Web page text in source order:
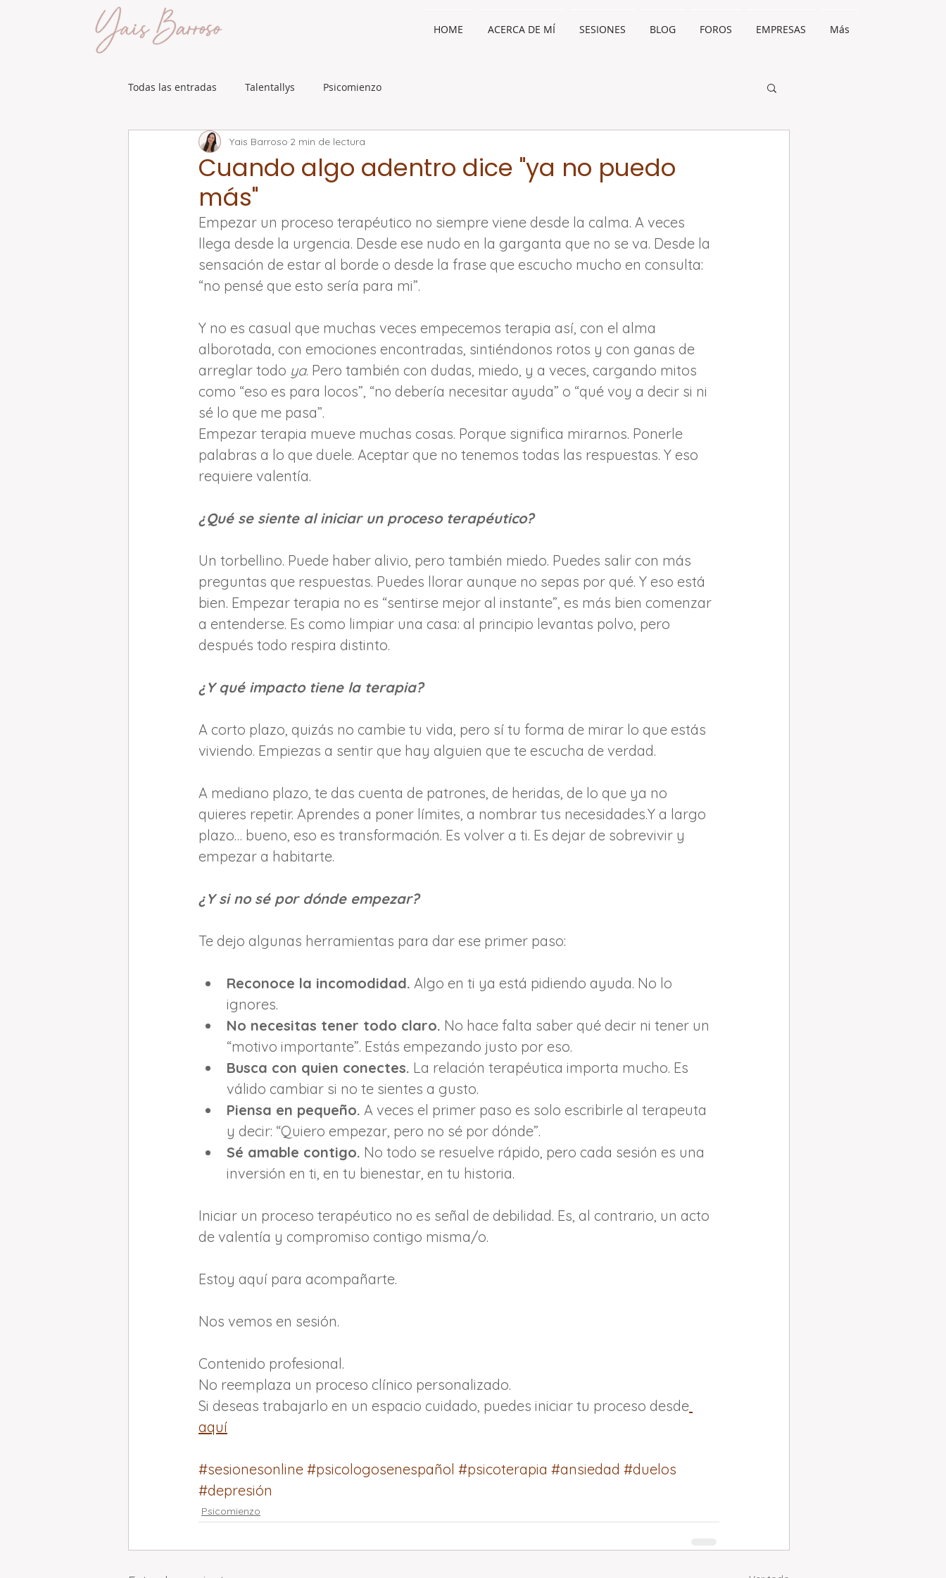
HOME ACERCA DE MÍ SESIONES BLOG FOROS EMPRESAS Más
Todas las entradas Talentallys Psicomienzo
Cuando algo adentro dice "ya no puedo
más"
Yais Barroso 2 min de lectura
Empezar un proceso terapéutico no siempre viene desde la calma. A veces
llega desde la urgencia. Desde ese nudo en la garganta que no se va. Desde la
sensación de estar al borde o desde la frase que escucho mucho en consulta:
“no pensé que esto sería para mi”.
Y no es casual que muchas veces empecemos terapia así, con el alma
alborotada, con emociones encontradas, sintiéndonos rotos y con ganas de
arreglar todo ya. Pero también con dudas, miedo, y a veces, cargando mitos
como “eso es para locos”, “no debería necesitar ayuda” o “qué voy a decir si ni
sé lo que me pasa”.
Empezar terapia mueve muchas cosas. Porque significa mirarnos. Ponerle
palabras a lo que duele. Aceptar que no tenemos todas las respuestas. Y eso
requiere valentía.
¿Qué se siente al iniciar un proceso terapéutico?
Un torbellino. Puede haber alivio, pero también miedo. Puedes salir con más
preguntas que respuestas. Puedes llorar aunque no sepas por qué. Y eso está
bien. Empezar terapia no es “sentirse mejor al instante”, es más bien comenzar
a entenderse. Es como limpiar una casa: al principio levantas polvo, pero
después todo respira distinto.
¿Y qué impacto tiene la terapia?
A corto plazo, quizás no cambie tu vida, pero sí tu forma de mirar lo que estás
viviendo. Empiezas a sentir que hay alguien que te escucha de verdad.
A mediano plazo, te das cuenta de patrones, de heridas, de lo que ya no
quieres repetir. Aprendes a poner límites, a nombrar tus necesidades.Y a largo
plazo… bueno, eso es transformación. Es volver a ti. Es dejar de sobrevivir y
empezar a habitarte.
¿Y si no sé por dónde empezar?
Te dejo algunas herramientas para dar ese primer paso:
Reconoce la incomodidad. Algo en ti ya está pidiendo ayuda. No lo
ignores.
No necesitas tener todo claro. No hace falta saber qué decir ni tener un
“motivo importante”. Estás empezando justo por eso.
Busca con quien conectes. La relación terapéutica importa mucho. Es
válido cambiar si no te sientes a gusto.
Piensa en pequeño. A veces el primer paso es solo escribirle al terapeuta
y decir: “Quiero empezar, pero no sé por dónde”.
Sé amable contigo. No todo se resuelve rápido, pero cada sesión es una
inversión en ti, en tu bienestar, en tu historia.
Iniciar un proceso terapéutico no es señal de debilidad. Es, al contrario, un acto
de valentía y compromiso contigo misma/o.
Estoy aquí para acompañarte.
Nos vemos en sesión.
Contenido profesional.
No reemplaza un proceso clínico personalizado.
Si deseas trabajarlo en un espacio cuidado, puedes iniciar tu proceso desde
aquí
#sesionesonline #psicologosenespañol #psicoterapia #ansiedad #duelos
#depresión
Psicomienzo